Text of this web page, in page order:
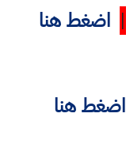
| اضغط هنا
اضغط هنا